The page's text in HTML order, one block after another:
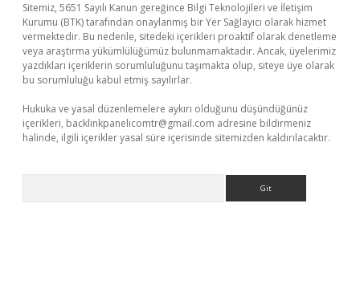
Sitemiz, 5651 Sayılı Kanun gereğince Bilgi Teknolojileri ve İletişim
Kurumu (BTK) tarafından onaylanmış bir Yer Sağlayıcı olarak hizmet
vermektedir. Bu nedenle, sitedeki içerikleri proaktif olarak denetleme
veya araştırma yükümlülüğümüz bulunmamaktadır. Ancak, üyelerimiz
yazdıkları içeriklerin sorumluluğunu taşımakta olup, siteye üye olarak
bu sorumluluğu kabul etmiş sayılırlar.
Hukuka ve yasal düzenlemelere aykırı olduğunu düşündüğünüz
içerikleri, backlinkpanelicomtr@gmail.com adresine bildirmeniz
halinde, ilgili içerikler yasal süre içerisinde sitemizden kaldırılacaktır.